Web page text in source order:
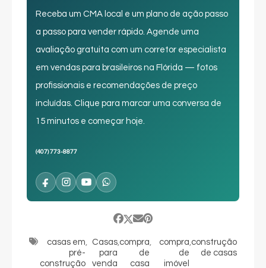
Receba um CMA local e um plano de ação passo
a passo para vender rápido. Agende uma
avaliação gratuita com um corretor especialista
em vendas para brasileiros na Flórida — fotos
profissionais e recomendações de preço
incluídas. Clique para marcar uma conversa de
15 minutos e começar hoje.
(407) 773-8877
FacebookInstagram
YouTubeWhatsApp
casas em
pré-
construção
Casas
para
venda
compra
de
casa
compra
de
imóvel
construção
de casas